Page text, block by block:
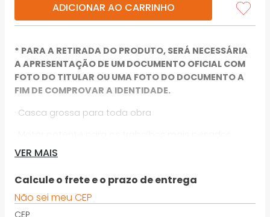
ADICIONAR AO CARRINHO
* PARA A RETIRADA DO PRODUTO, SERÁ NECESSÁRIA
A APRESENTAÇÃO DE UM DOCUMENTO OFICIAL COM
FOTO DO TITULAR OU UMA FOTO DO DOCUMENTO A
FIM DE COMPROVAR A IDENTIDADE.
· Casca grossa para toda obra
· Trabalha com discos diamantados e côncavos
· Botão de segurança
· Cortes em ângulo
VER MAIS
Calcule o frete e o prazo de entrega
Não sei meu CEP
CEP